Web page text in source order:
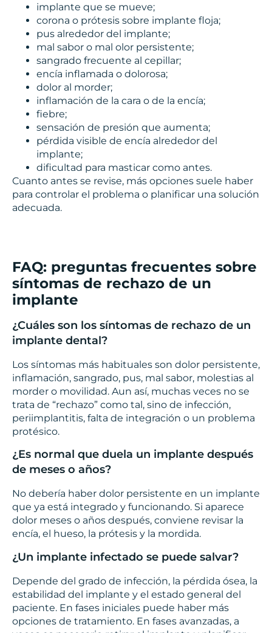
implante que se mueve;
corona o prótesis sobre implante floja;
pus alrededor del implante;
mal sabor o mal olor persistente;
sangrado frecuente al cepillar;
encía inflamada o dolorosa;
dolor al morder;
inflamación de la cara o de la encía;
fiebre;
sensación de presión que aumenta;
pérdida visible de encía alrededor del
implante;
dificultad para masticar como antes.
Cuanto antes se revise, más opciones suele haber
para controlar el problema o planificar una solución
adecuada.
FAQ: preguntas frecuentes sobre
síntomas de rechazo de un
implante
¿Cuáles son los síntomas de rechazo de un
implante dental?
Los síntomas más habituales son dolor persistente,
inflamación, sangrado, pus, mal sabor, molestias al
morder o movilidad. Aun así, muchas veces no se
trata de “rechazo” como tal, sino de infección,
periimplantitis, falta de integración o un problema
protésico.
¿Es normal que duela un implante después
de meses o años?
No debería haber dolor persistente en un implante
que ya está integrado y funcionando. Si aparece
dolor meses o años después, conviene revisar la
encía, el hueso, la prótesis y la mordida.
¿Un implante infectado se puede salvar?
Depende del grado de infección, la pérdida ósea, la
estabilidad del implante y el estado general del
paciente. En fases iniciales puede haber más
opciones de tratamiento. En fases avanzadas, a